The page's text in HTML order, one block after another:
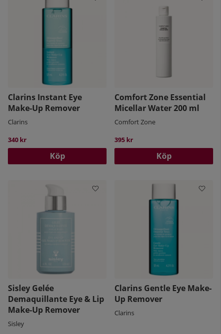
Clarins Instant Eye
Make-Up Remover
Clarins
340 kr
Köp
Comfort Zone Essential
Micellar Water 200 ml
Comfort Zone
395 kr
Köp
Sisley Gelée
Demaquillante Eye & Lip
Make-Up Remover
Sisley
Clarins Gentle Eye Make-
Up Remover
Clarins